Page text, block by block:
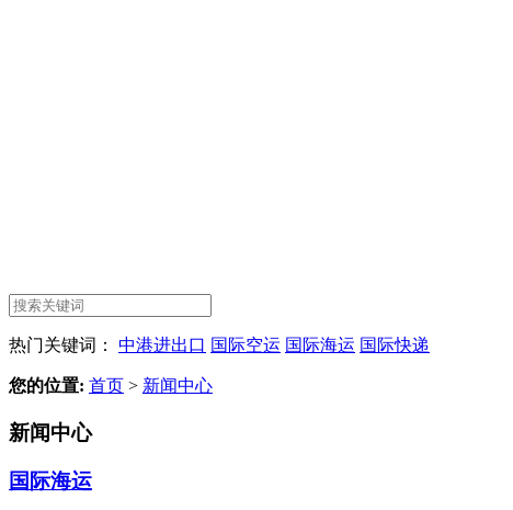
热门关键词： 中港进出口 国际空运 国际海运 国际快递
您的位置: 首页 > 新闻中心
新闻中心
国际海运